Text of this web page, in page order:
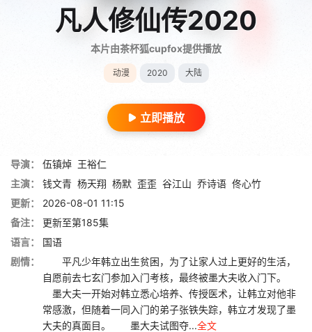
凡人修仙传2020
本片由茶杯狐cupfox提供播放
动漫 2020 大陆
立即播放
导演： 伍镇焯 王裕仁
主演：
钱文青 杨天翔 杨默 歪歪 谷江山 乔诗语 佟心竹
更新：
2026-08-01 11:15
备注：
更新至第185集
语言：
国语
剧情：
平凡少年韩立出生贫困，为了让家人过上更好的生活，
自愿前去七玄门参加入门考核，最终被墨大夫收入门下。
墨大夫一开始对韩立悉心培养、传授医术，让韩立对他非
常感激，但随着一同入门的弟子张铁失踪，韩立才发现了墨
大夫的真面目。 墨大夫试图夺...全文